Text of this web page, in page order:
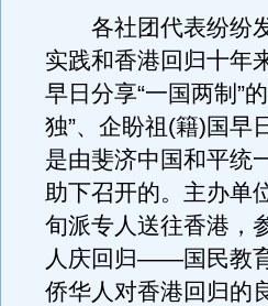
各社团代表纷纷发
实践和香港回归十年
早日分享“一国两制”
独”、企盼祖(籍)国早
是由斐济中国和平统
助下召开的。主办单
旬派专人送往香港，
人庆回归——国民教
侨华人对香港回归的